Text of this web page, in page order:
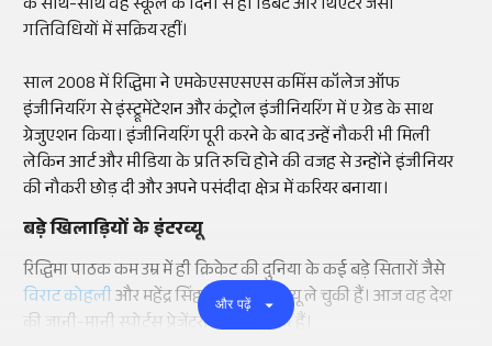
के साथ-साथ वह स्कूल के दिनों से ही डिबेट और थिएटर जैसी
गतिविधियों में सक्रिय रहीं।
साल 2008 में रिद्धिमा ने एमकेएसएसएस कमिंस कॉलेज ऑफ
इंजीनियरिंग से इंस्ट्रूमेंटेशन और कंट्रोल इंजीनियरिंग में ए ग्रेड के साथ
ग्रेजुएशन किया। इंजीनियरिंग पूरी करने के बाद उन्हें नौकरी भी मिली
लेकिन आर्ट और मीडिया के प्रति रुचि होने की वजह से उन्होंने इंजीनियर
की नौकरी छोड़ दी और अपने पसंदीदा क्षेत्र में करियर बनाया।
बड़े खिलाड़ियों के इंटरव्यू
रिद्धिमा पाठक कम उम्र में ही क्रिकेट की दुनिया के कई बड़े सितारों जैसे
विराट कोहलीऔर महेंद्र सिंह धोनी के इंटरव्यू ले चुकी हैं। आज वह देश
की जानी-मानी स्पोर्ट्स प्रेजेंटरों में गिनी जाती हैं।
और पढ़ें